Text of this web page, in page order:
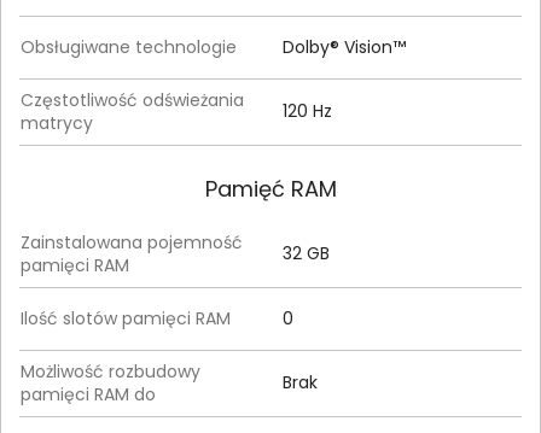
Obsługiwane technologie Dolby® Vision™
Częstotliwość odświeżania
matrycy
120 Hz
Pamięć RAM
Zainstalowana pojemność
pamięci RAM
32 GB
Ilość slotów pamięci RAM 0
Możliwość rozbudowy
pamięci RAM do
Brak